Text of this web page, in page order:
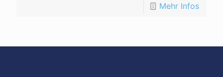
Mehr Infos